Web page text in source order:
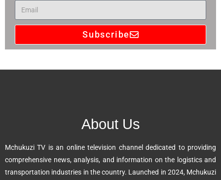
Subscribe
A
i
v
e
About Us
Mchukuzi TV is an online television channel dedicated to providing
comprehensive news, analysis, and information on the logistics and
transportation industries in the country. Launched in 2024, Mchukuzi